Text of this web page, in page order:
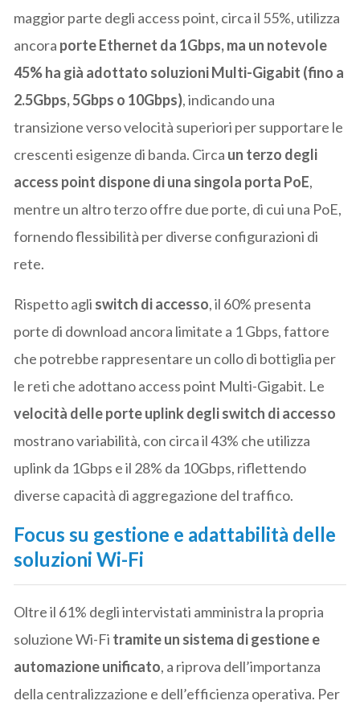
maggior parte degli access point, circa il 55%, utilizza
ancora porte Ethernet da 1Gbps, ma un notevole
45% ha già adottato soluzioni Multi-Gigabit (fino a
2.5Gbps, 5Gbps o 10Gbps), indicando una
transizione verso velocità superiori per supportare le
crescenti esigenze di banda. Circa un terzo degli
access point dispone di una singola porta PoE,
mentre un altro terzo offre due porte, di cui una PoE,
fornendo flessibilità per diverse configurazioni di
rete.
Rispetto agli switch di accesso, il 60% presenta
porte di download ancora limitate a 1 Gbps, fattore
che potrebbe rappresentare un collo di bottiglia per
le reti che adottano access point Multi-Gigabit. Le
velocità delle porte uplink degli switch di accesso
mostrano variabilità, con circa il 43% che utilizza
uplink da 1Gbps e il 28% da 10Gbps, riflettendo
diverse capacità di aggregazione del traffico.
Focus su gestione e adattabilità delle
soluzioni Wi-Fi
Oltre il 61% degli intervistati amministra la propria
soluzione Wi-Fi tramite un sistema di gestione e
automazione unificato, a riprova dell’importanza
della centralizzazione e dell’efficienza operativa. Per